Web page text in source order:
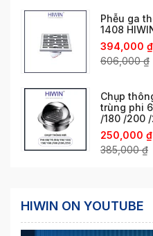
Phễu ga
1408
394,000 ₫
606,000₫
Chụp
trùng phi
/180 /200
250,000 ₫
385,000₫
HIWIN ON YOUTUBE